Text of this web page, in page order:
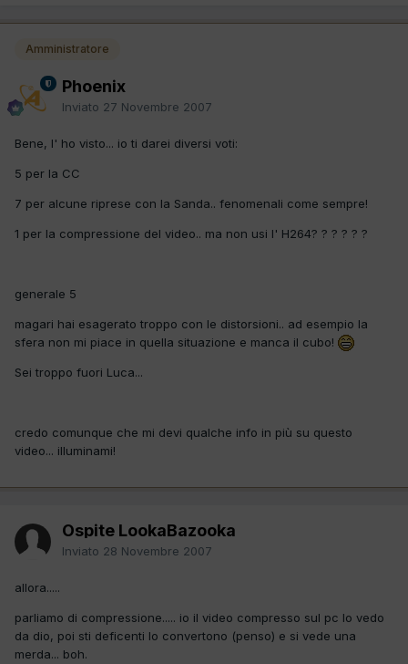
Amministratore
Phoenix
Inviato 27 Novembre 2007
Bene, l' ho visto... io ti darei diversi voti:
5 per la CC
7 per alcune riprese con la Sanda.. fenomenali come sempre!
1 per la compressione del video.. ma non usi l' H264? ? ? ? ? ?
generale 5
magari hai esagerato troppo con le distorsioni.. ad esempio la
sfera non mi piace in quella situazione e manca il cubo!
Sei troppo fuori Luca...
credo comunque che mi devi qualche info in più su questo
video... illuminami!
Ospite LookaBazooka
Inviato 28 Novembre 2007
allora.....
parliamo di compressione..... io il video compresso sul pc lo vedo
da dio, poi sti deficenti lo convertono (penso) e si vede una
merda... boh.